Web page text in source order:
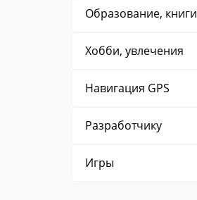
Образование, книги
Хобби, увлечения
Навигация GPS
Разработчику
Игры